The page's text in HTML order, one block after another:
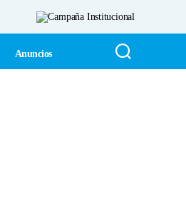
Anuncios